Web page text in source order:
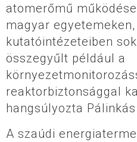
atomerőmű
magyar
kutatóintézeteiben
összegyűlt például a
reaktorbiztonsággal
hangsúlyozta
A szaúdi